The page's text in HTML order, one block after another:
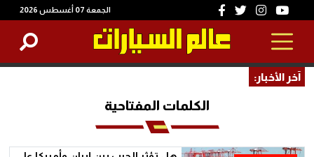
الجمعة 07 أغسطس 2026
آخر الأخبار:
الكلمات المفتاحية